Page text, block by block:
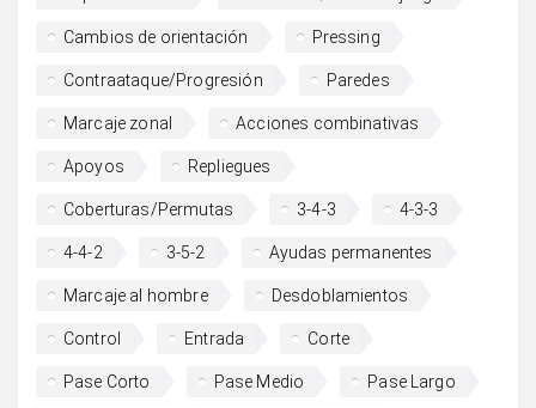
Cambios de orientación Pressing
Contraataque/Progresión Paredes
Marcaje zonal Acciones combinativas
Apoyos Repliegues
Coberturas/Permutas 3-4-3 4-3-3
4-4-2 3-5-2 Ayudas permanentes
Marcaje al hombre Desdoblamientos
Control Entrada Corte
Pase Corto Pase Medio Pase Largo